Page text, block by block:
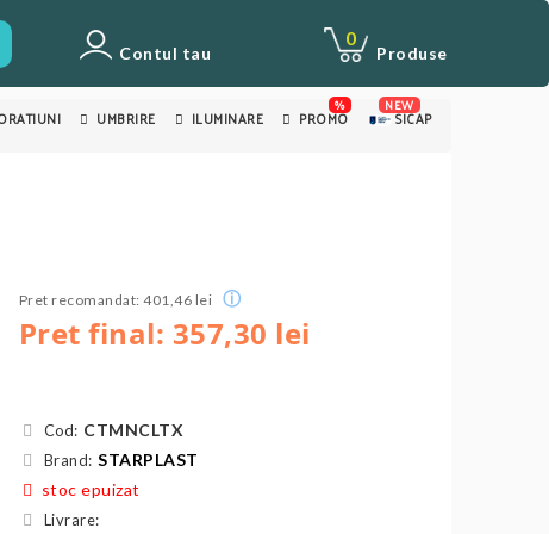
Contul tau Produse
0
UMBRIRE ILUMINARE PROMO
%
SICAP
NEW
Pret final: 357,30 lei
Pret recomandat: 401,46 lei ⓘ
Cod: CTMNCLTX
Brand: STARPLAST
stoc epuizat
Livrare: